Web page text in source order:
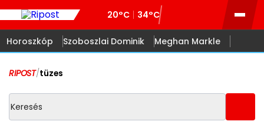
20°C 34°C
Horoszkóp Szoboszlai Dominik Meghan Markle
RIPOST/tüzes